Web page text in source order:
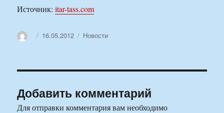
Источник:itar-tass.com
АвторОпубликовано
16.05.2012 Рубрики
Новости
Добавить комментарий
Для отправки комментария вам необходимо